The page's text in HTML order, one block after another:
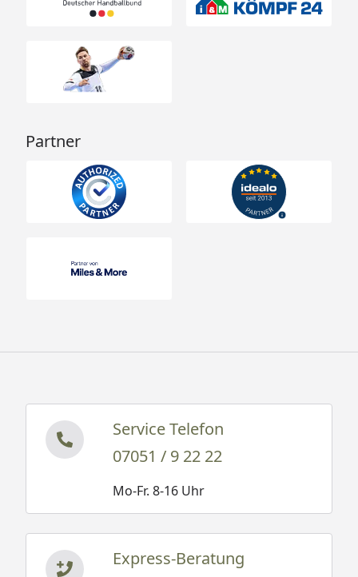
Partner
Service Telefon
07051 / 9 22 22
Mo-Fr. 8-16 Uhr
Express-Beratung